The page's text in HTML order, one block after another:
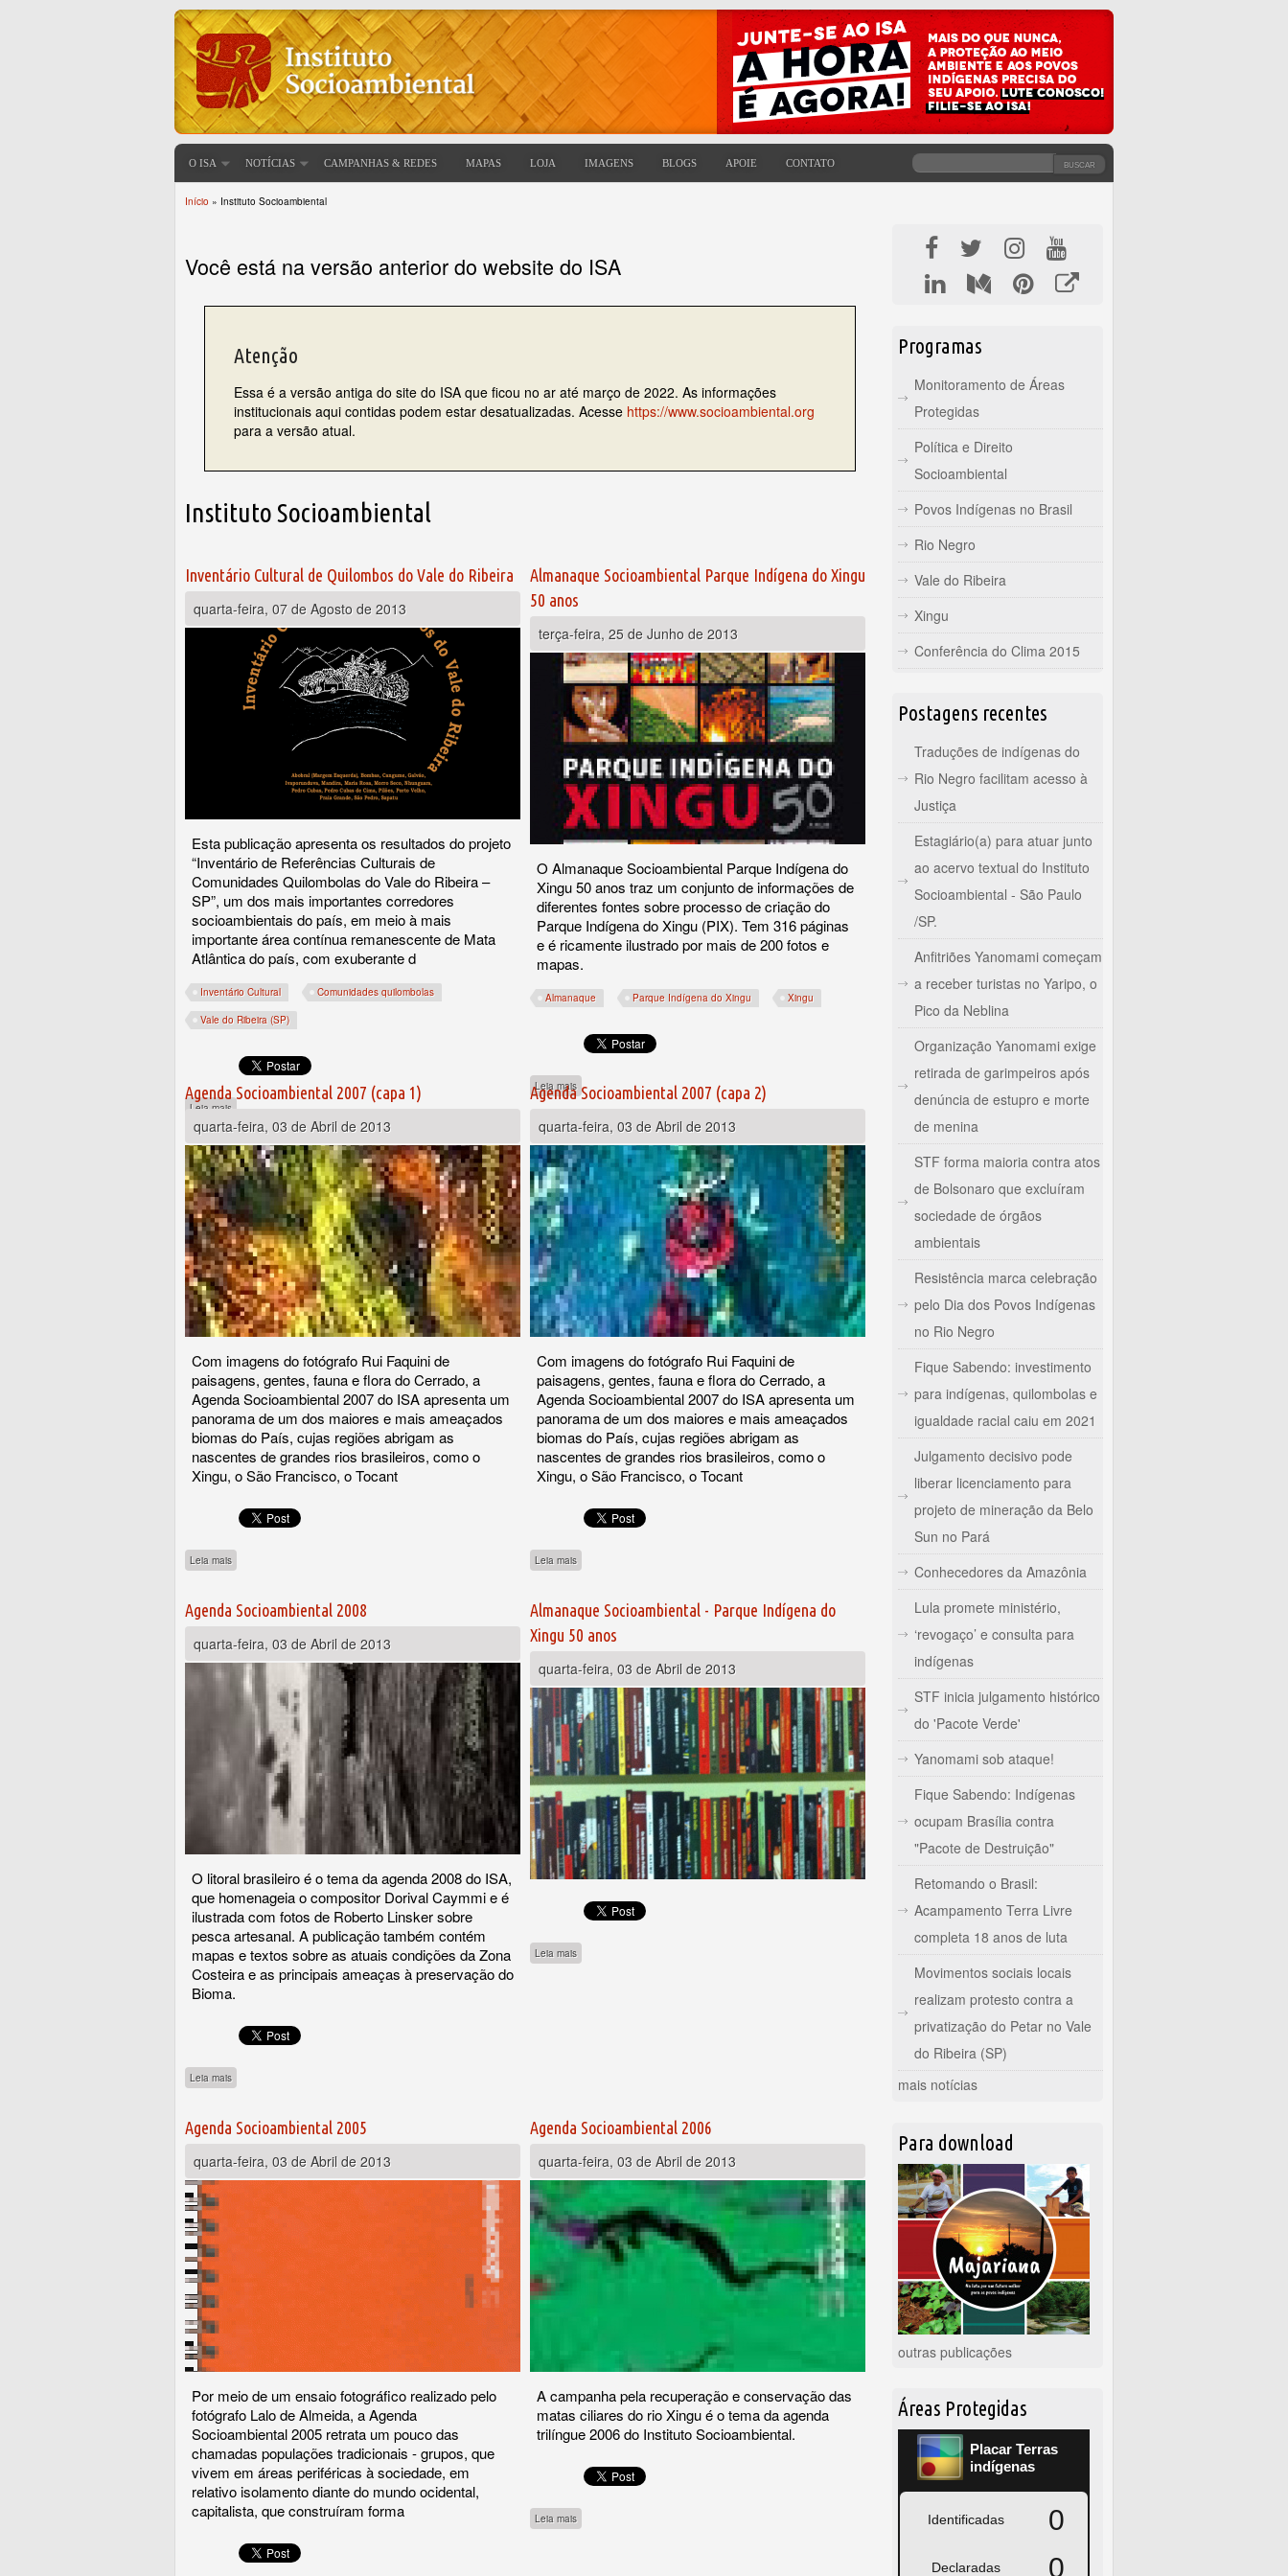
O ISA NOTÍCIAS CAMPANHAS & REDES MAPAS LOJA IMAGENS BLOGS APOIE CONTATO
FORMULÁRIO DE BUSCA
BUSCAR
Início » Instituto Socioambiental
Você está na versão anterior do website do ISA
Atenção
Essa é a versão antiga do site do ISA que ficou no ar até março de 2022. As informações
institucionais aqui contidas podem estar desatualizadas. Acesse https://www.socioambiental.org
para a versão atual.
Instituto Socioambiental
Inventário Cultural de Quilombos do Vale do Ribeira
quarta-feira, 07 de Agosto de 2013
Esta publicação apresenta os resultados do projeto
“Inventário de Referências Culturais de
Comunidades Quilombolas do Vale do Ribeira –
SP”, um dos mais importantes corredores
socioambientais do país, em meio à mais
importante área contínua remanescente de Mata
Atlântica do país, com exuberante d
Inventário Cultural Comunidades quilombolas
Vale do Ribeira (SP)
Leia mais sobre Inventário Cultural de Quilombos do Vale do Ribeira
Almanaque Socioambiental Parque Indígena do Xingu
50 anos
terça-feira, 25 de Junho de 2013
O Almanaque Socioambiental Parque Indígena do
Xingu 50 anos traz um conjunto de informações de
diferentes fontes sobre processo de criação do
Parque Indígena do Xingu (PIX). Tem 316 páginas
e é ricamente ilustrado por mais de 200 fotos e
mapas.
Almanaque Parque Indígena do Xingu Xingu
Leia mais sobre Almanaque Socioambiental Parque Indígena do Xingu 50 anos
Agenda Socioambiental 2007 (capa 1)
quarta-feira, 03 de Abril de 2013
Com imagens do fotógrafo Rui Faquini de
paisagens, gentes, fauna e flora do Cerrado, a
Agenda Socioambiental 2007 do ISA apresenta um
panorama de um dos maiores e mais ameaçados
biomas do País, cujas regiões abrigam as
nascentes de grandes rios brasileiros, como o
Xingu, o São Francisco, o Tocant
Leia mais
Agenda Socioambiental 2007 (capa 2)
quarta-feira, 03 de Abril de 2013
Com imagens do fotógrafo Rui Faquini de
paisagens, gentes, fauna e flora do Cerrado, a
Agenda Socioambiental 2007 do ISA apresenta um
panorama de um dos maiores e mais ameaçados
biomas do País, cujas regiões abrigam as
nascentes de grandes rios brasileiros, como o
Xingu, o São Francisco, o Tocant
Leia mais
Agenda Socioambiental 2008
quarta-feira, 03 de Abril de 2013
O litoral brasileiro é o tema da agenda 2008 do ISA,
que homenageia o compositor Dorival Caymmi e é
ilustrada com fotos de Roberto Linsker sobre
pesca artesanal. A publicação também contém
mapas e textos sobre as atuais condições da Zona
Costeira e as principais ameaças à preservação do
Bioma.
Leia mais
Almanaque Socioambiental - Parque Indígena do
Xingu 50 anos
quarta-feira, 03 de Abril de 2013
Leia mais
Agenda Socioambiental 2005
quarta-feira, 03 de Abril de 2013
Por meio de um ensaio fotográfico realizado pelo
fotógrafo Lalo de Almeida, a Agenda
Socioambiental 2005 retrata um pouco das
chamadas populações tradicionais - grupos, que
vivem em áreas periféricas à sociedade, em
relativo isolamento diante do mundo ocidental,
capitalista, que construíram forma
Agenda Socioambiental 2006
quarta-feira, 03 de Abril de 2013
A campanha pela recuperação e conservação das
matas ciliares do rio Xingu é o tema da agenda
trilíngue 2006 do Instituto Socioambiental.
Leia mais
Programas
Monitoramento de Áreas
Protegidas
Política e Direito
Socioambiental
Povos Indígenas no Brasil
Rio Negro
Vale do Ribeira
Xingu
Conferência do Clima 2015
Postagens recentes
Traduções de indígenas do
Rio Negro facilitam acesso à
Justiça
Estagiário(a) para atuar junto
ao acervo textual do Instituto
Socioambiental - São Paulo
/SP.
Anfitriões Yanomami começam
a receber turistas no Yaripo, o
Pico da Neblina
Organização Yanomami exige
retirada de garimpeiros após
denúncia de estupro e morte
de menina
STF forma maioria contra atos
de Bolsonaro que excluíram
sociedade de órgãos
ambientais
Resistência marca celebração
pelo Dia dos Povos Indígenas
no Rio Negro
Fique Sabendo: investimento
para indígenas, quilombolas e
igualdade racial caiu em 2021
Julgamento decisivo pode
liberar licenciamento para
projeto de mineração da Belo
Sun no Pará
Conhecedores da Amazônia
Lula promete ministério,
‘revogaço’ e consulta para
indígenas
STF inicia julgamento histórico
do 'Pacote Verde'
Yanomami sob ataque!
Fique Sabendo: Indígenas
ocupam Brasília contra
"Pacote de Destruição"
Retomando o Brasil:
Acampamento Terra Livre
completa 18 anos de luta
Movimentos sociais locais
realizam protesto contra a
privatização do Petar no Vale
do Ribeira (SP)
mais notícias
Para download
outras publicações
Áreas Protegidas